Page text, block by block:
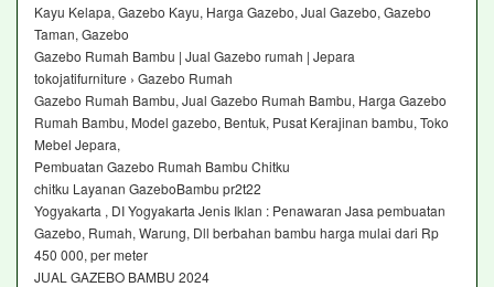
Kayu Kelapa, Gazebo Kayu, Harga Gazebo, Jual Gazebo, Gazebo
Taman, Gazebo
Gazebo Rumah Bambu | Jual Gazebo rumah | Jepara
tokojatifurniture › Gazebo Rumah
Gazebo Rumah Bambu, Jual Gazebo Rumah Bambu, Harga Gazebo
Rumah Bambu, Model gazebo, Bentuk, Pusat Kerajinan bambu, Toko
Mebel Jepara,
Pembuatan Gazebo Rumah Bambu Chitku
chitku Layanan GazeboBambu pr2t22
Yogyakarta , DI Yogyakarta Jenis Iklan : Penawaran Jasa pembuatan
Gazebo, Rumah, Warung, Dll berbahan bambu harga mulai dari Rp
450 000, per meter
JUAL GAZEBO BAMBU 2024